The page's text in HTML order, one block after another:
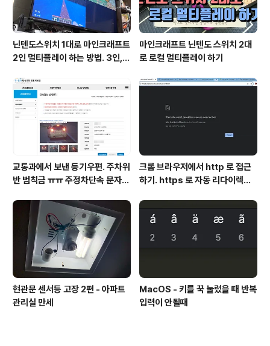
닌텐도스위치 1대로 마인크래프트
2인 멀티플레이 하는 방법. 3인, 4
마인크래프트 닌텐도 스위치 2대
로 로컬 멀티플레이 하기
교통과에서 보낸 등기우편. 주차위
반 범칙금 ㅠㅠ 주정차단속 문자알
크롬 브라우저에서 http 로 접근
하기. https 로 자동 리다이렉트
현관문 센서등 고장 2편 - 아파트
관리실 만세
MacOS - 키를 꾹 눌렀을 때 반복
입력이 안될때